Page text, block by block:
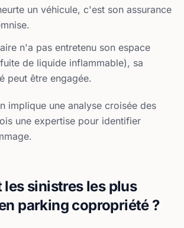
un véhicule, c'est son assurance
n'a pas entretenu son espace
de liquide inflammable), sa
peut être engagée.
implique une analyse croisée des
une expertise pour identifier
les sinistres les plus
parking copropriété ?